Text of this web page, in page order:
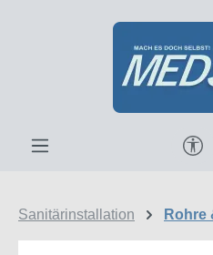
Zum Hauptinhalt springen
Sanitärinstallation Rohre